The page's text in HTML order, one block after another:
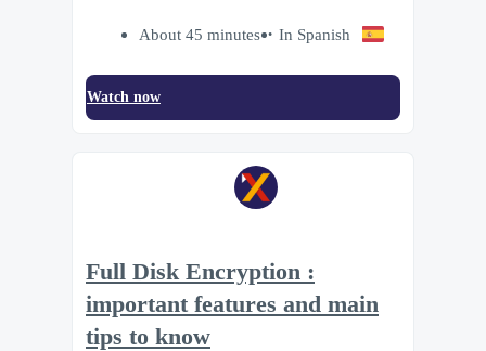
About 45 minutes In Spanish
Watch now
Full Disk Encryption :
important features and main
tips to know